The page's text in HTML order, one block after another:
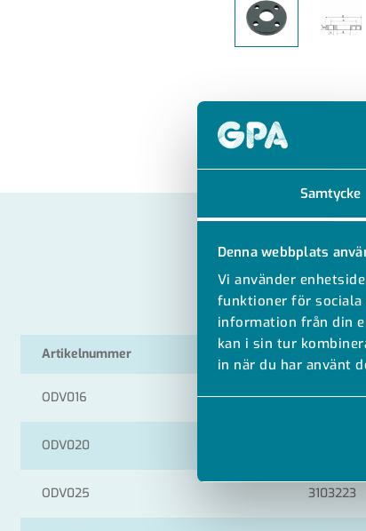
Samtycke
Denna webbplats
Vi använder
funktioner för sociala
information från din
kan i sin tur
in när du har använt
Artikelnummer RSK
ODV016 3103207
ODV020
ODV025 3103223